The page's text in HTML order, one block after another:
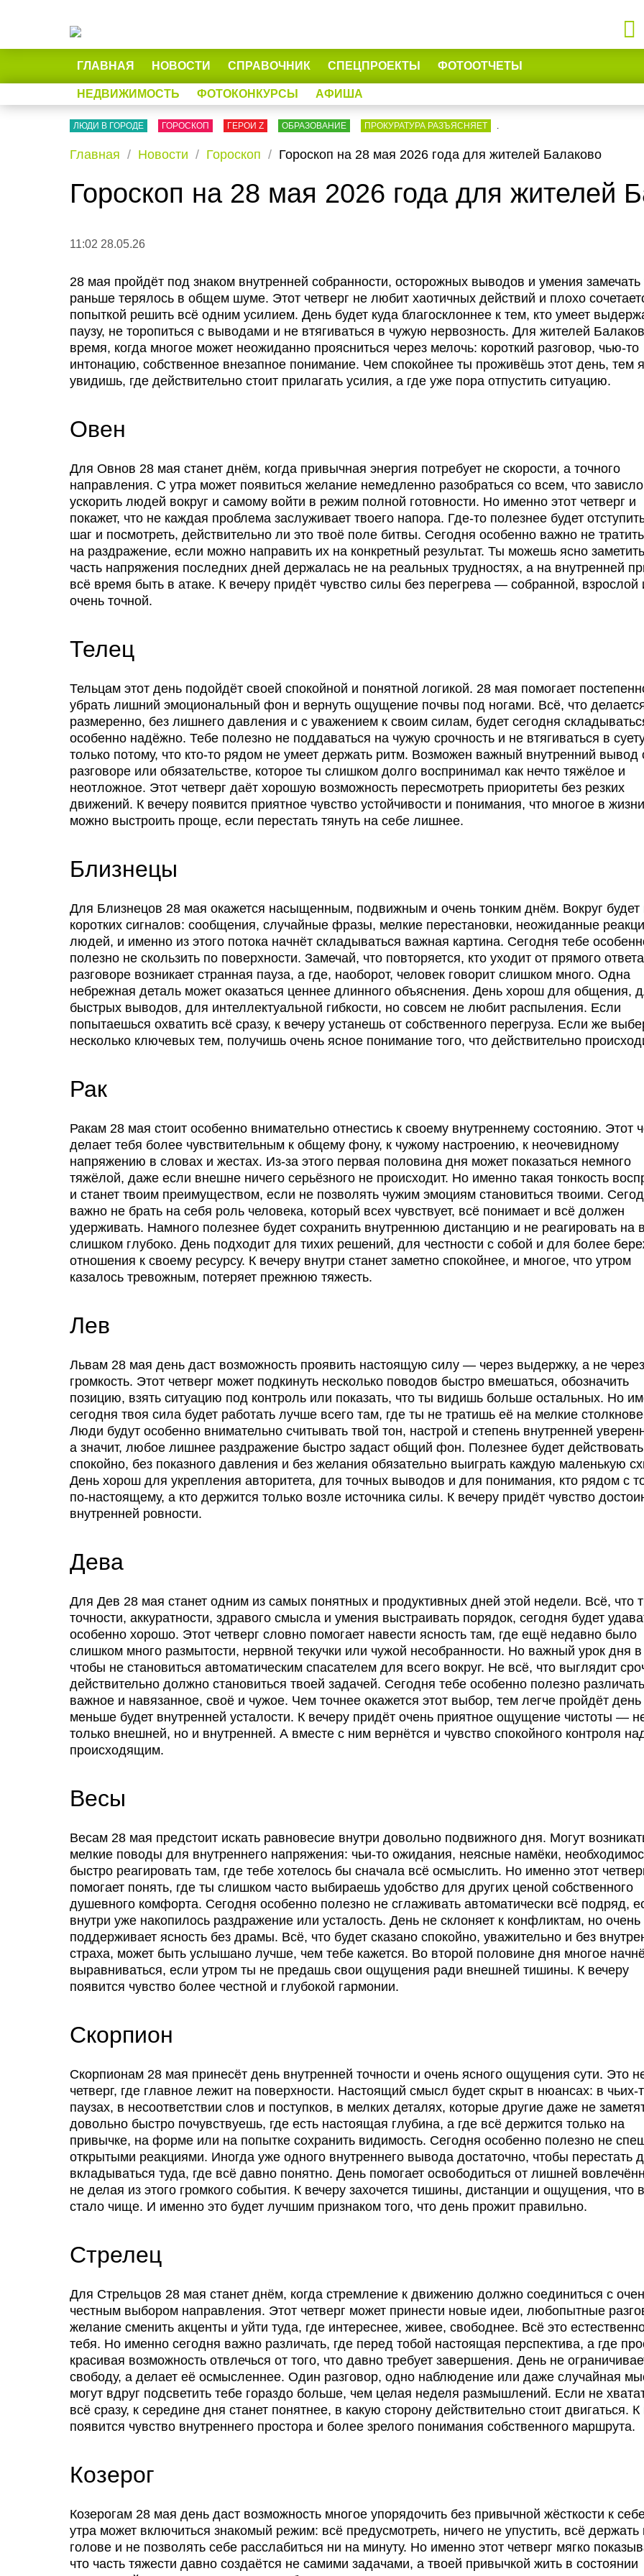
ГЛАВНАЯ НОВОСТИ СПРАВОЧНИК СПЕЦПРОЕКТЫ ФОТООТЧЕТЫ
НЕДВИЖИМОСТЬ ФОТОКОНКУРСЫ АФИША
ЛЮДИ В ГОРОДЕ ГОРОСКОП ГЕРОИ Z ОБРАЗОВАНИЕ ПРОКУРАТУРА РАЗЪЯСНЯЕТ .
Главная Новости Гороскоп Гороскоп на 28 мая 2026 года для жителей Балаково
Гороскоп на 28 мая 2026 года для жителей
11:02 28.05.26
28 мая пройдёт под знаком внутренней собранности, осторожных выводов и умения замечать
раньше терялось в общем шуме. Этот четверг не любит хаотичных действий и плохо
попыткой решить всё одним усилием. День будет куда благосклоннее к тем, кто умеет
паузу, не торопиться с выводами и не втягиваться в чужую нервозность. Для жителей
время, когда многое может неожиданно проясниться через мелочь: короткий разговор, чью-то
интонацию, собственное внезапное понимание. Чем спокойнее ты проживёшь этот день, тем
увидишь, где действительно стоит прилагать усилия, а где уже пора отпустить ситуацию.
Овен
Для Овнов 28 мая станет днём, когда привычная энергия потребует не скорости, а точного
направления. С утра может появиться желание немедленно разобраться со всем, что
ускорить людей вокруг и самому войти в режим полной готовности. Но именно этот четверг и
покажет, что не каждая проблема заслуживает твоего напора. Где-то полезнее будет
шаг и посмотреть, действительно ли это твоё поле битвы. Сегодня особенно важно не
на раздражение, если можно направить их на конкретный результат. Ты можешь ясно
часть напряжения последних дней держалась не на реальных трудностях, а на внутренней
всё время быть в атаке. К вечеру придёт чувство силы без перегрева — собранной, взрослой
очень точной.
Телец
Тельцам этот день подойдёт своей спокойной и понятной логикой. 28 мая помогает
убрать лишний эмоциональный фон и вернуть ощущение почвы под ногами. Всё, что
размеренно, без лишнего давления и с уважением к своим силам, будет сегодня
особенно надёжно. Тебе полезно не поддаваться на чужую срочность и не втягиваться в
только потому, что кто-то рядом не умеет держать ритм. Возможен важный внутренний вывод
разговоре или обязательстве, которое ты слишком долго воспринимал как нечто тяжёлое и
неотложное. Этот четверг даёт хорошую возможность пересмотреть приоритеты без резких
движений. К вечеру появится приятное чувство устойчивости и понимания, что многое в жизни
можно выстроить проще, если перестать тянуть на себе лишнее.
Близнецы
Для Близнецов 28 мая окажется насыщенным, подвижным и очень тонким днём. Вокруг будет
коротких сигналов: сообщения, случайные фразы, мелкие перестановки, неожиданные
людей, и именно из этого потока начнёт складываться важная картина. Сегодня тебе
полезно не скользить по поверхности. Замечай, что повторяется, кто уходит от прямого
разговоре возникает странная пауза, а где, наоборот, человек говорит слишком много. Одна
небрежная деталь может оказаться ценнее длинного объяснения. День хорош для общения,
быстрых выводов, для интеллектуальной гибкости, но совсем не любит распыления. Если
попытаешься охватить всё сразу, к вечеру устанешь от собственного перегруза. Если же
несколько ключевых тем, получишь очень ясное понимание того, что действительно
Рак
Ракам 28 мая стоит особенно внимательно отнестись к своему внутреннему состоянию. Этот
делает тебя более чувствительным к общему фону, к чужому настроению, к неочевидному
напряжению в словах и жестах. Из-за этого первая половина дня может показаться немного
тяжёлой, даже если внешне ничего серьёзного не происходит. Но именно такая тонкость
и станет твоим преимуществом, если не позволять чужим эмоциям становиться твоими.
важно не брать на себя роль человека, который всех чувствует, всё понимает и всё должен
удерживать. Намного полезнее будет сохранить внутреннюю дистанцию и не реагировать на
слишком глубоко. День подходит для тихих решений, для честности с собой и для более
отношения к своему ресурсу. К вечеру внутри станет заметно спокойнее, и многое, что утром
казалось тревожным, потеряет прежнюю тяжесть.
Лев
Львам 28 мая день даст возможность проявить настоящую силу — через выдержку, а не через
громкость. Этот четверг может подкинуть несколько поводов быстро вмешаться, обозначить
позицию, взять ситуацию под контроль или показать, что ты видишь больше остальных. Но
сегодня твоя сила будет работать лучше всего там, где ты не тратишь её на мелкие
Люди будут особенно внимательно считывать твой тон, настрой и степень внутренней
а значит, любое лишнее раздражение быстро задаст общий фон. Полезнее будет действовать
спокойно, без показного давления и без желания обязательно выиграть каждую маленькую
День хорош для укрепления авторитета, для точных выводов и для понимания, кто рядом с
по-настоящему, а кто держится только возле источника силы. К вечеру придёт чувство
внутренней ровности.
Дева
Для Дев 28 мая станет одним из самых понятных и продуктивных дней этой недели. Всё, что
точности, аккуратности, здравого смысла и умения выстраивать порядок, сегодня будет
особенно хорошо. Этот четверг словно помогает навести ясность там, где ещё недавно было
слишком много размытости, нервной текучки или чужой несобранности. Но важный урок дня
чтобы не становиться автоматическим спасателем для всего вокруг. Не всё, что выглядит
действительно должно становиться твоей задачей. Сегодня тебе особенно полезно различать
важное и навязанное, своё и чужое. Чем точнее окажется этот выбор, тем легче пройдёт
меньше будет внутренней усталости. К вечеру придёт очень приятное ощущение чистоты —
только внешней, но и внутренней. А вместе с ним вернётся и чувство спокойного контроля
происходящим.
Весы
Весам 28 мая предстоит искать равновесие внутри довольно подвижного дня. Могут
мелкие поводы для внутреннего напряжения: чьи-то ожидания, неясные намёки,
быстро реагировать там, где тебе хотелось бы сначала всё осмыслить. Но именно этот
помогает понять, где ты слишком часто выбираешь удобство для других ценой собственного
душевного комфорта. Сегодня особенно полезно не сглаживать автоматически всё подряд,
внутри уже накопилось раздражение или усталость. День не склоняет к конфликтам, но очень
поддерживает ясность без драмы. Всё, что будет сказано спокойно, уважительно и без
страха, может быть услышано лучше, чем тебе кажется. Во второй половине дня многое
выравниваться, если утром ты не предашь свои ощущения ради внешней тишины. К вечеру
появится чувство более честной и глубокой гармонии.
Скорпион
Скорпионам 28 мая принесёт день внутренней точности и очень ясного ощущения сути. Это
четверг, где главное лежит на поверхности. Настоящий смысл будет скрыт в нюансах: в чьих-
паузах, в несоответствии слов и поступков, в мелких деталях, которые другие даже не
довольно быстро почувствуешь, где есть настоящая глубина, а где всё держится только на
привычке, на форме или на попытке сохранить видимость. Сегодня особенно полезно не
открытыми реакциями. Иногда уже одного внутреннего вывода достаточно, чтобы перестать
вкладываться туда, где всё давно понятно. День помогает освободиться от лишней
не делая из этого громкого события. К вечеру захочется тишины, дистанции и ощущения, что
стало чище. И именно это будет лучшим признаком того, что день прожит правильно.
Стрелец
Для Стрельцов 28 мая станет днём, когда стремление к движению должно соединиться с
честным выбором направления. Этот четверг может принести новые идеи, любопытные
желание сменить акценты и уйти туда, где интереснее, живее, свободнее. Всё это
тебя. Но именно сегодня важно различать, где перед тобой настоящая перспектива, а где
красивая возможность отвлечься от того, что давно требует завершения. День не
свободу, а делает её осмысленнее. Один разговор, одно наблюдение или даже случайная
могут вдруг подсветить тебе гораздо больше, чем целая неделя размышлений. Если не
всё сразу, к середине дня станет понятнее, в какую сторону действительно стоит двигаться. К
появится чувство внутреннего простора и более зрелого понимания собственного маршрута.
Козерог
Козерогам 28 мая день даст возможность многое упорядочить без привычной жёсткости к
утра может включиться знакомый режим: всё предусмотреть, ничего не упустить, всё держать
голове и не позволять себе расслабиться ни на минуту. Но именно этот четверг мягко
что часть тяжести давно создаётся не самими задачами, а твоей привычкой жить в состоянии